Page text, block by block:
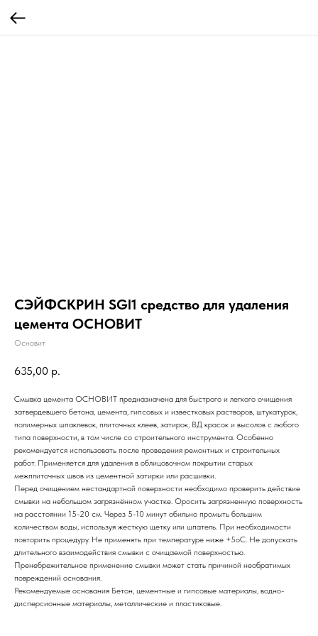
СЭЙФСКРИН SGl1 средство для удаления
цемента ОСНОВИТ
Основит
635,00 р.
Смывка цемента ОСНОВИТ предназначена для быстрого и легкого очищения
затвердевшего бетона, цемента, гипсовых и известковых растворов, штукатурок,
полимерных шпаклевок, плиточных клеев, затирок, ВД красок и высолов с любого
типа поверхности, в том числе со строительного инструмента. Особенно
рекомендуется использовать после проведения ремонтных и строительных
работ. Применяется для удаления в облицовочном покрытии старых
межплиточных швов из цементной затирки или расшивки.
Перед очищением нестандартной поверхности необходимо проверить действие
смывки на небольшом загрязнённом участке. Оросить загрязненную поверхность
на расстоянии 15-20 см. Через 5-10 минут обильно промыть большим
количеством воды, используя жесткую щетку или шпатель. При необходимости
повторить процедуру. Не применять при температуре ниже +5оС. Не допускать
длительного взаимодействия смывки с очищаемой поверхностью.
Пренебрежительное применение смывки может стать причиной необратимых
повреждений основания.
Рекомендуемые основания Бетон, цементные и гипсовые материалы, водно-
дисперсионные материалы, металлические и пластиковые.